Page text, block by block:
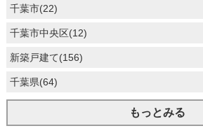
千葉市(22)
千葉市中央区(12)
新築戸建て(156)
千葉県(64)
もっとみる